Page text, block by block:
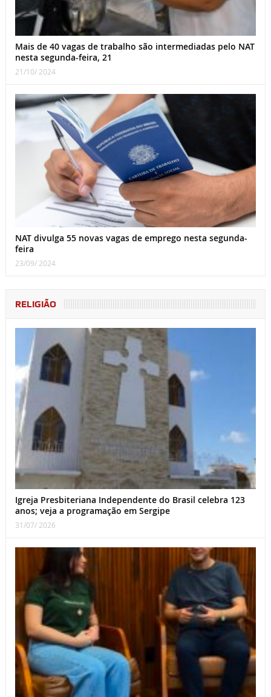
Mais de 40 vagas de trabalho são intermediadas pelo NAT
nesta segunda-feira, 21
21/10/ 2024
NAT divulga 55 novas vagas de emprego nesta segunda-
feira
23/09/ 2024
RELIGIÃO
Igreja Presbiteriana Independente do Brasil celebra 123
anos; veja a programação em Sergipe
31/07/ 2026